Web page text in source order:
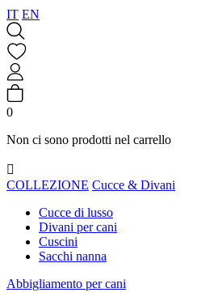
IT EN
0
Non ci sono prodotti nel carrello

COLLEZIONE Cucce & Divani
Cucce di lusso
Divani per cani
Cuscini
Sacchi nanna
Abbigliamento per cani